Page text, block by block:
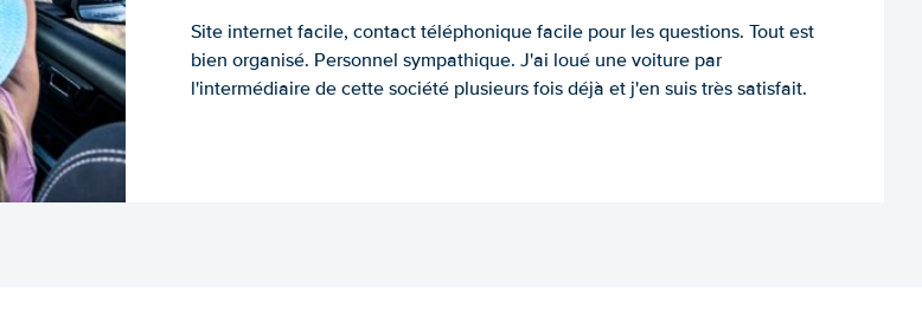
Site internet facile, contact téléphonique facile pour les questions. Tout est
bien organisé. Personnel sympathique. J'ai loué une voiture par
l'intermédiaire de cette société plusieurs fois déjà et j'en suis très satisfait.